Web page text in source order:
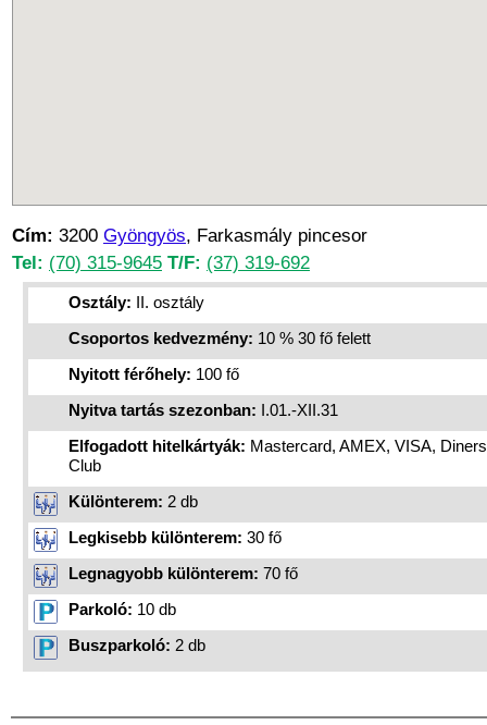
Cím: 3200 Gyöngyös, Farkasmály pincesor
Tel: (70) 315-9645 T/F: (37) 319-692
Osztály: II. osztály
Csoportos kedvezmény: 10 % 30 fő felett
Nyitott férőhely: 100 fő
Nyitva tartás szezonban: I.01.-XII.31
Elfogadott hitelkártyák: Mastercard, AMEX, VISA, Diners
Club
Különterem: 2 db
Legkisebb különterem: 30 fő
Legnagyobb különterem: 70 fő
Parkoló: 10 db
Buszparkoló: 2 db